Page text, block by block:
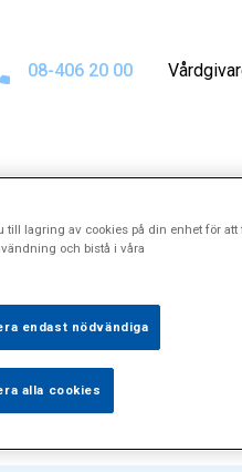
08-406 20 00
till lagring av cookies på din enhet för att
och bistå i våra
endast nödvändiga
alla cookies